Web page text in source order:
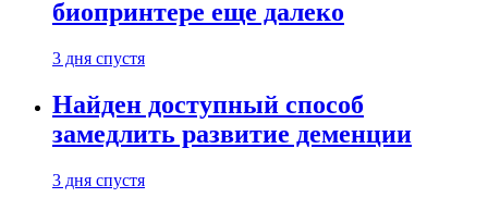
биопринтере еще далеко
3 дня спустя
Найден доступный способ
замедлить развитие деменции
3 дня спустя